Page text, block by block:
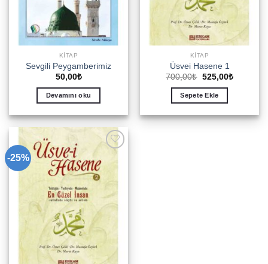
KITAP
Sevgili Peygamberimiz
50,00₺
Devamını oku
KITAP
Üsvei Hasene 1
700,00₺ Orijinal
700,00₺.
525,00₺Şu
Sepete Ekle
-25%
wishlist